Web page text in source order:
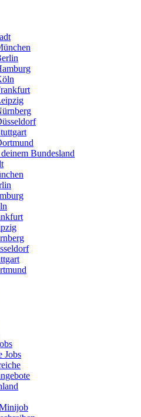
Bundesland
Jobs